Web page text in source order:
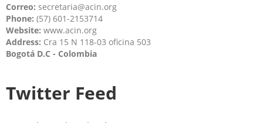
Correo: secretaria@acin.org
Phone: (57) 601-2153714
Website: www.acin.org
Address: Cra 15 N 118-03 oficina 503
Bogotá D.C - Colombia
Twitter Feed